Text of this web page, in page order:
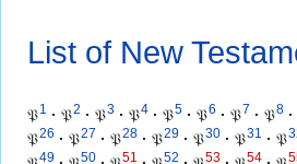
List of New
𝔓1 · 𝔓2 · 𝔓3 · 𝔓4 · 𝔓5 · 𝔓6 · 𝔓7 · 𝔓8 ·
𝔓26 · 𝔓27 · 𝔓28 · 𝔓29 · 𝔓30 · 𝔓31 · 𝔓
49 50 51 52 53 54